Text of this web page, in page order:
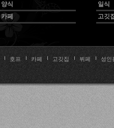
양식
일식
카페
고깃
호프 카페 고깃집 뷔페
성인